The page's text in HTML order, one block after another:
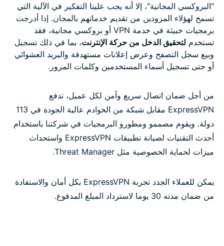
"البروكسي المجانية"، إلا أنه يجب علينا التفكير في الآلية التي
تسمح لهؤلاء المزودين من تقديم خدماتهم بالمجان. إذا أدرجت
برمجيات خبيثة في خدمة VPN أو بروكسي مجانية، فقد
تستخدم لتحقيق الدخل من حركة الإنترنت، بما في ذلك تسجيل
وبيع سجل التصفح وعرض إعلانات مستهدفة والبريد العشوائي
أو حتى تسجيل أسماء المستخدمين وكلمات المرور.
من أجل ضمان اتصال سريع وآمن لكل عميل، تدفع
ExpressVPN مقابل شبكة من الخوادم عالية الجودة في 113
دولة. ويقوم مصممو ومطورو البرمجيات في شركتنا باستخدام
أحدث التقنيات لصيانة تطبيقات ExpressVPN واستحداث
ميزات لحماية الخصوصية مثل Threat Manager.
يمكن للعملاء الجدد تجربة ExpressVPN بكل أمان والاستفادة
من ضمان مدته 30 يوما لاسترداد المبلغ المدفوع.